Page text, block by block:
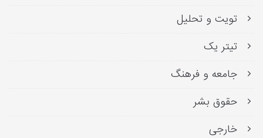
تویت و تحلیل
تیتر یک
جامعه و فرهنگ
حقوق بشر
خارجی